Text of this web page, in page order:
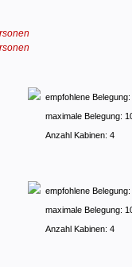
empfohlene
maximale Belegung:
Anzahl Kabinen: 4
empfohlene
maximale Belegung:
Anzahl Kabinen: 4